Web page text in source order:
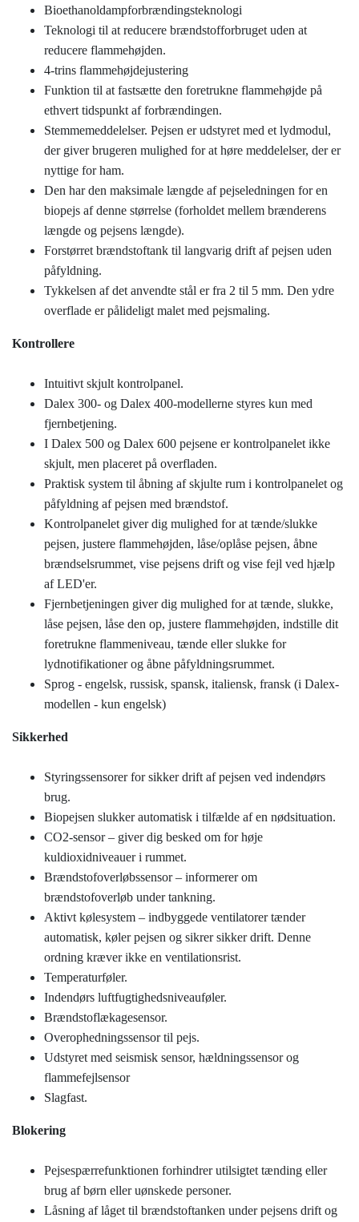
Bioethanoldampforbrændingsteknologi
Teknologi til at reducere brændstofforbruget uden at
reducere flammehøjden.
4-trins flammehøjdejustering
Funktion til at fastsætte den foretrukne flammehøjde på
ethvert tidspunkt af forbrændingen.
Stemmemeddelelser. Pejsen er udstyret med et lydmodul,
der giver brugeren mulighed for at høre meddelelser, der er
nyttige for ham.
Den har den maksimale længde af pejseledningen for en
biopejs af denne størrelse (forholdet mellem brænderens
længde og pejsens længde).
Forstørret brændstoftank til langvarig drift af pejsen uden
påfyldning.
Tykkelsen af ​​det anvendte stål er fra 2 til 5 mm. Den ydre
overflade er pålideligt malet med pejsmaling.
Kontrollere
Intuitivt skjult kontrolpanel.
Dalex 300- og Dalex 400-modellerne styres kun med
fjernbetjening.
I Dalex 500 og Dalex 600 pejsene er kontrolpanelet ikke
skjult, men placeret på overfladen.
Praktisk system til åbning af skjulte rum i kontrolpanelet og
påfyldning af pejsen med brændstof.
Kontrolpanelet giver dig mulighed for at tænde/slukke
pejsen, justere flammehøjden, låse/oplåse pejsen, åbne
brændselsrummet, vise pejsens drift og vise fejl ved hjælp
af LED'er.
Fjernbetjeningen giver dig mulighed for at tænde, slukke,
låse pejsen, låse den op, justere flammehøjden, indstille dit
foretrukne flammeniveau, tænde eller slukke for
lydnotifikationer og åbne påfyldningsrummet.
Sprog - engelsk, russisk, spansk, italiensk, fransk (i Dalex-
modellen - kun engelsk)
Sikkerhed
Styringssensorer for sikker drift af pejsen ved indendørs
brug.
Biopejsen slukker automatisk i tilfælde af en nødsituation.
CO2-sensor – giver dig besked om for høje
kuldioxidniveauer i rummet.
Brændstofoverløbssensor – informerer om
brændstofoverløb under tankning.
Aktivt kølesystem – indbyggede ventilatorer tænder
automatisk, køler pejsen og sikrer sikker drift. Denne
ordning kræver ikke en ventilationsrist.
Temperaturføler.
Indendørs luftfugtighedsniveauføler.
Brændstoflækagesensor.
Overophedningssensor til pejs.
Udstyret med seismisk sensor, hældningssensor og
flammefejlsensor
Slagfast.
Blokering
Pejsespærrefunktionen forhindrer utilsigtet tænding eller
brug af børn eller uønskede personer.
Låsning af låget til brændstoftanken under pejsens drift og